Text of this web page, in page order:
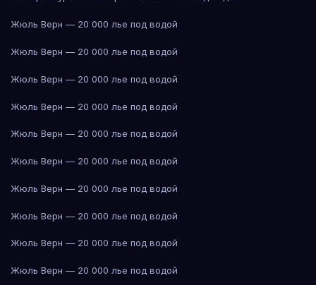
Жюль Верн — 20 000 лье под водой
Жюль Верн — 20 000 лье под водой
Жюль Верн — 20 000 лье под водой
Жюль Верн — 20 000 лье под водой
Жюль Верн — 20 000 лье под водой
Жюль Верн — 20 000 лье под водой
Жюль Верн — 20 000 лье под водой
Жюль Верн — 20 000 лье под водой
Жюль Верн — 20 000 лье под водой
Жюль Верн — 20 000 лье под водой